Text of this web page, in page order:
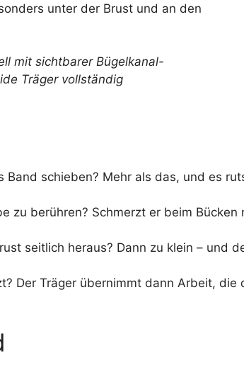
unter der Brust und an den
schieben? Mehr als das, und es
zu berühren? Schmerzt er beim Bücken
seitlich heraus? Dann zu klein – und
Der Träger übernimmt dann Arbeit, die